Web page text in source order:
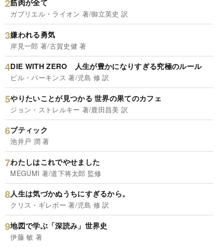
筋肉が全て
ガブリエル・ライオン 著/御立英史 訳
嫌われる勇気
岸見一郎 著/古賀史健 著
DIE WITH ZERO 人生が豊かになりすぎる究極のルール
ビル・パーキンス 著/児島 修 訳
やりたいことが見つかる 世界の果てのカフェ
ジョン・ストレルキー 著/鹿田昌美 訳
ブティック
池井戸 潤 著
わたしはこれでやせました
MEGUMI 著/道下将太郎 監修
人生は気づかぬうちにすぎるから。
クリス・ギレボー 著/児島 修 訳
地図で学ぶ「深読み」世界史
伊藤 敏 著